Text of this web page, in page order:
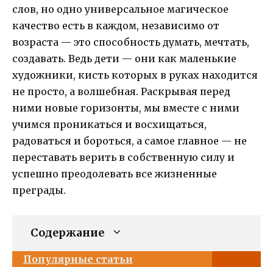
слов, но одно универсальное магическое
качество есть в каждом, независимо от
возраста — это способность думать, мечтать,
создавать. Ведь дети — они как маленькие
художники, кисть которых в руках находится
не просто, а волшебная. Раскрывая перед
ними новые горизонты, мы вместе с ними
учимся проникаться и восхищаться,
радоваться и бороться, а самое главное — не
переставать верить в собственную силу и
успешно преодолевать все жизненные
преграды.
Содержание
Популярные статьи